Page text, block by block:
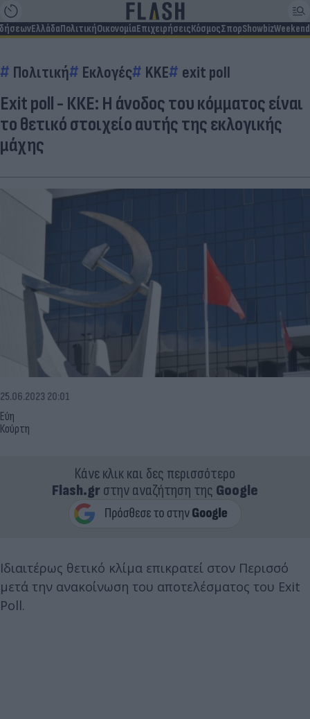
ΕλλάδαΠολιτικήΟικονομίαΕπιχειρήσειςΚόσμοςΣπορShowbizWeekend
Πολιτική Εκλογές KKE exit poll
Exit poll - ΚΚΕ: Η άνοδος του κόμματος είναι
το θετικό στοιχείο αυτής της εκλογικής
μάχης
Εύη
Κούρτη
25.06.2023 20:01
Κάνε κλικ και δες περισσότερο
Flash.grστην αναζήτηση της Google
Ιδιαιτέρως θετικό κλίμα επικρατεί στον Περισσό
μετά την ανακοίνωση του αποτελέσματος του Exit
Poll.